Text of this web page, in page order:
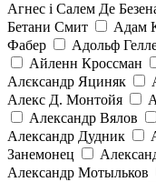
Агнес і Салем Де
Бетани Смит
Адам
Фабер
Адольф
Айленн Кроссман
Алєксандр Яциняк
Алекс Д. Монтойя
Александр Вялов
Александр Дудник
Занемонец
Александр Мотыльков